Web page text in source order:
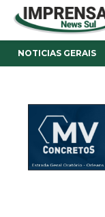
NOTICIAS GERAIS